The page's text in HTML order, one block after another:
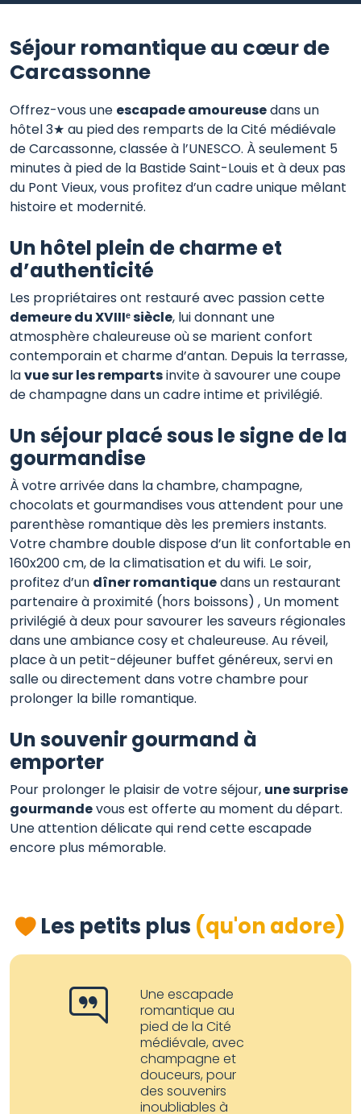
Séjour romantique au cœur de
Carcassonne
Offrez-vous une escapade amoureusedans un
hôtel 3★ au pied des remparts de la Cité médiévale
de Carcassonne, classée à l’UNESCO. À seulement 5
minutes à pied de la Bastide Saint-Louis et à deux pas
du Pont Vieux, vous profitez d’un cadre unique mêlant
histoire et modernité.
Un hôtel plein de charme et
d’authenticité
Les propriétaires ont restauré avec passion cette
demeure du XVIIIᵉ siècle, lui donnant une
atmosphère chaleureuse où se marient confort
contemporain et charme d’antan. Depuis la terrasse,
lavue sur les rempartsinvite à savourer une coupe
de champagne dans un cadre intime et privilégié.
Un séjour placé sous le signe de la
gourmandise
À votre arrivée dans la chambre, champagne,
chocolats et gourmandises vous attendent pour une
parenthèse romantique dès les premiers instants.
Votre chambre double dispose d’un lit confortable en
160x200 cm, de la climatisation et du wifi. Le soir,
profitez d’un dîner romantiquedans un restaurant
partenaire à proximité (hors boissons) , Un moment
privilégié à deux pour savourer les saveurs régionales
dans une ambiance cosy et chaleureuse. Au réveil,
place à un petit-déjeuner buffet généreux, servi en
salle ou directement dans votre chambre pour
prolonger la bille romantique.
Un souvenir gourmand à
emporter
Pour prolonger le plaisir de votre séjour, une surprise
gourmandevous est offerte au moment du départ.
Une attention délicate qui rend cette escapade
encore plus mémorable.
Les petits plus (qu'on adore)
Une escapade
romantique au
pied de la Cité
médiévale, avec
champagne et
douceurs, pour
des souvenirs
inoubliables à